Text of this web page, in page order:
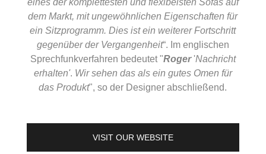
eines der komplettesten und flexibelsten Sofas auf
dem Markt, mit ungewöhnlichen Eigenschaften für
ein Sitzprogramm. Dies ist ein weiterer Fortschritt
gegenüber der Vergangenheit“. Im englischen
Sprechfunkverfahren bedeutet "Roger'Nachricht
erhalten'. Wir sehen das als ein gutes Omen für
das Produkt", so der Designer abschließend.
VISIT OUR WEBSITE